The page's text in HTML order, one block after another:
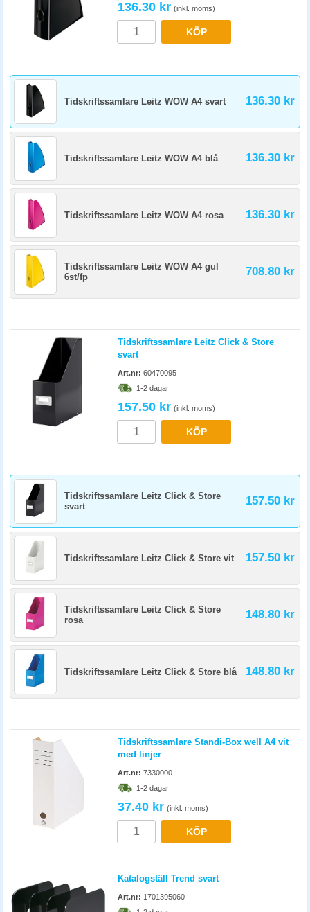
136.30 kr (inkl. moms)
KÖP
Tidskriftssamlare Leitz WOW A4 svart 136.30 kr
Tidskriftssamlare Leitz WOW A4 blå 136.30 kr
Tidskriftssamlare Leitz WOW A4 rosa 136.30 kr
Tidskriftssamlare Leitz WOW A4 gul
6st/fp
708.80 kr
Tidskriftssamlare Leitz Click & Store
svart
Art.nr: 60470095
1-2 dagar
157.50 kr (inkl. moms)
KÖP
Tidskriftssamlare Leitz Click & Store
svart
157.50 kr
Tidskriftssamlare Leitz Click & Store vit 157.50 kr
Tidskriftssamlare Leitz Click & Store
rosa
148.80 kr
Tidskriftssamlare Leitz Click & Store blå 148.80 kr
Tidskriftssamlare Standi-Box well A4 vit
med linjer
Art.nr: 7330000
1-2 dagar
37.40 kr (inkl. moms)
KÖP
Katalogställ Trend svart
Art.nr: 1701395060